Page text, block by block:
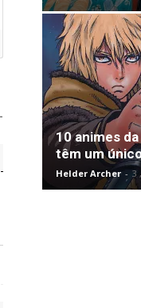
10 animes
têm um
Helder Archer - 3